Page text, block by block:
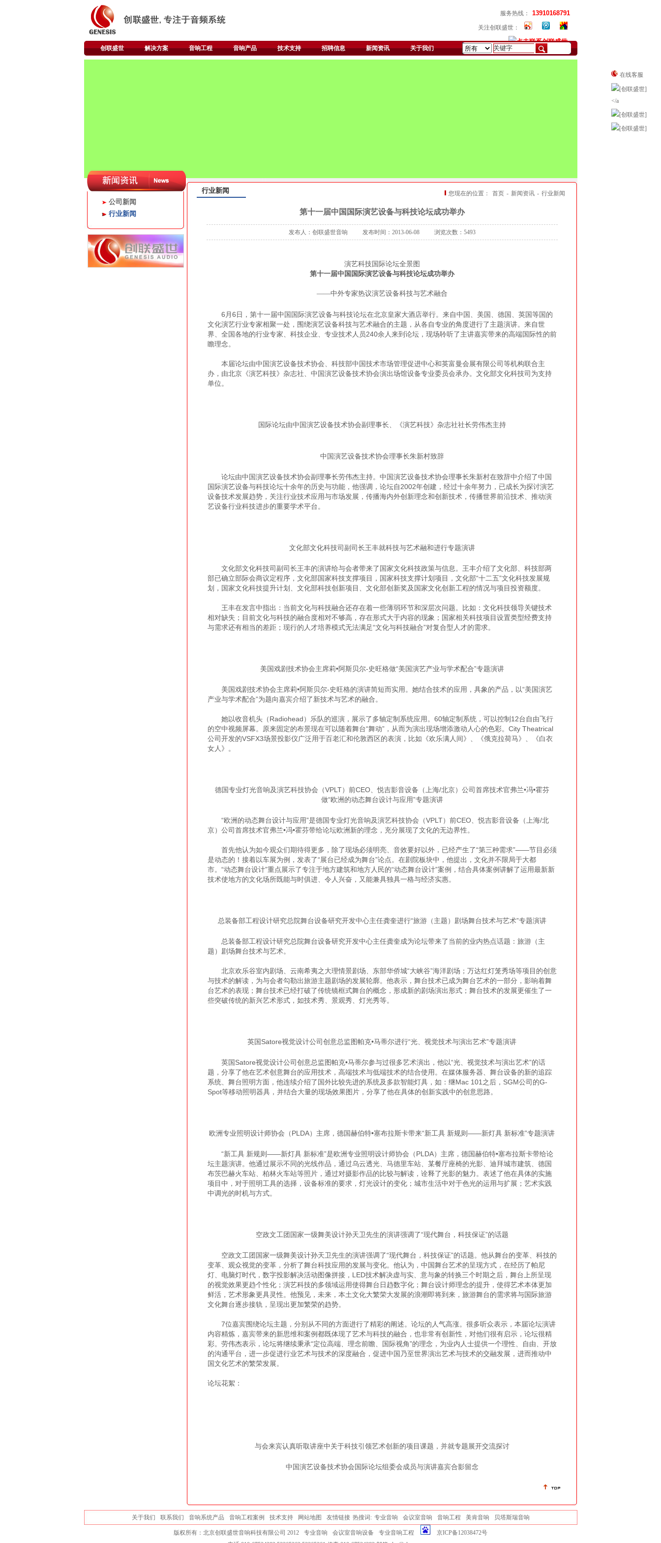
服务热线： 13910168791
关注创联盛世：
创联盛世 解决方案 音响工程 音响产品 技术支持 招聘信息 新闻资讯 关于我们
在线客服
公司新闻
行业新闻
行业新闻 您现在的位置： 首页 - 新闻资讯 - 行业新闻
第十一届中国国际演艺设备与科技论坛成功举办
发布人：创联盛世音响 发布时间：2013-06-08 浏览次数：5493
演艺科技国际论坛全景图
第十一届中国国际演艺设备与科技论坛成功举办
——中外专家热议演艺设备科技与艺术融合
6月6日，第十一届中国国际演艺设备与科技论坛在北京皇家大酒店举行。来自中国、美国、德国、英国等国的
文化演艺行业专家相聚一处，围绕演艺设备科技与艺术融合的主题，从各自专业的角度进行了主题演讲。来自世
界、全国各地的行业专家、科技企业、专业技术人员240余人来到论坛，现场聆听了主讲嘉宾带来的高端国际性的前
瞻理念。
本届论坛由中国演艺设备技术协会、科技部中国技术市场管理促进中心和英富曼会展有限公司等机构联合主
办，由北京《演艺科技》杂志社、中国演艺设备技术协会演出场馆设备专业委员会承办。文化部文化科技司为支持
单位。
国际论坛由中国演艺设备技术协会副理事长、《演艺科技》杂志社社长劳伟杰主持
中国演艺设备技术协会理事长朱新村致辞
论坛由中国演艺设备技术协会副理事长劳伟杰主持。中国演艺设备技术协会理事长朱新村在致辞中介绍了中国
国际演艺设备与科技论坛十余年的历史与功能，他强调，论坛自2002年创建，经过十余年努力，已成长为探讨演艺
设备技术发展趋势，关注行业技术应用与市场发展，传播海内外创新理念和创新技术，传播世界前沿技术、推动演
艺设备行业科技进步的重要学术平台。
文化部文化科技司副司长王丰就科技与艺术融和进行专题演讲
文化部文化科技司副司长王丰的演讲给与会者带来了国家文化科技政策与信息。王丰介绍了文化部、科技部两
部已确立部际会商议定程序，文化部国家科技支撑项目，国家科技支撑计划项目，文化部“十二五”文化科技发展规
划，国家文化科技提升计划、文化部科技创新项目、文化部创新奖及国家文化创新工程的情况与项目投资额度。
王丰在发言中指出：当前文化与科技融合还存在着一些薄弱环节和深层次问题。比如：文化科技领导关键技术
相对缺失；目前文化与科技的融合度相对不够高，存在形式大于内容的现象；国家相关科技项目设置类型经费支持
与需求还有相当的差距；现行的人才培养模式无法满足“文化与科技融合”对复合型人才的需求。
美国戏剧技术协会主席莉•阿斯贝尔-史旺格做“美国演艺产业与学术配合”专题演讲
美国戏剧技术协会主席莉•阿斯贝尔-史旺格的演讲简短而实用。她结合技术的应用，具象的产品，以“美国演艺
产业与学术配合”为题向嘉宾介绍了新技术与艺术的融合。
她以收音机头（Radiohead）乐队的巡演，展示了多轴定制系统应用。60轴定制系统，可以控制12台自由飞行
的空中视频屏幕。原来固定的布景现在可以随着舞台“舞动”，从而为演出现场增添激动人心的色彩。City Theatrical
公司开发的VSFX3场景投影仪广泛用于百老汇和伦敦西区的表演，比如《欢乐满人间》、《俄克拉荷马》、《白衣
女人》。
德国专业灯光音响及演艺科技协会（VPLT）前CEO、悦吉影音设备（上海/北京）公司首席技术官弗兰•冯•霍芬
做“欧洲的动态舞台设计与应用”专题演讲
“欧洲的动态舞台设计与应用”是德国专业灯光音响及演艺科技协会（VPLT）前CEO、悦吉影音设备（上海/北
京）公司首席技术官弗兰•冯•霍芬带给论坛欧洲新的理念，充分展现了文化的无边界性。
首先他认为如今观众们期待得更多，除了现场必须明亮、音效要好以外，已经产生了“第三种需求”——节目必须
是动态的！接着以车展为例，发表了“展台已经成为舞台”论点。在剧院板块中，他提出，文化并不限局于大都
市。“动态舞台设计”重点展示了专注于地方建筑和地方人民的“动态舞台设计”案例，结合具体案例讲解了运用最新新
技术使地方的文化场所既能与时俱进、令人兴奋，又能兼具独具一格与经济实惠。
总装备部工程设计研究总院舞台设备研究开发中心主任龚奎进行“旅游（主题）剧场舞台技术与艺术”专题演讲
总装备部工程设计研究总院舞台设备研究开发中心主任龚奎成为论坛带来了当前的业内热点话题：旅游（主
题）剧场舞台技术与艺术。
北京欢乐谷室内剧场、云南希夷之大理情景剧场、东部华侨城“大峡谷”海洋剧场；万达红灯笼秀场等项目的创意
与技术的解读，为与会者勾勒出旅游主题剧场的发展轮廓。他表示，舞台技术已成为舞台艺术的一部分，影响着舞
台艺术的表现；舞台技术已经打破了传统镜框式舞台的概念，形成新的剧场演出形式；舞台技术的发展更催生了一
些突破传统的新兴艺术形式，如技术秀、景观秀、灯光秀等。
英国Satore视觉设计公司创意总监图帕克•马蒂尔进行“光、视觉技术与演出艺术”专题演讲
英国Satore视觉设计公司创意总监图帕克•马蒂尔参与过很多艺术演出，他以“光、视觉技术与演出艺术”的话
题，分享了他在艺术创意舞台的应用技术，高端技术与低端技术的结合使用。在媒体服务器、舞台设备的新的追踪
系统、舞台照明方面，他连续介绍了国外比较先进的系统及多款智能灯具，如：继Mac 101之后，SGM公司的G-
Spot等移动照明器具，并结合大量的现场效果图片，分享了他在具体的创新实践中的创意思路。
欧洲专业照明设计师协会（PLDA）主席，德国赫伯特•塞布拉斯卡带来“新工具 新规则——新灯具 新标准”专题演讲
“新工具 新规则——新灯具 新标准”是欧洲专业照明设计师协会（PLDA）主席，德国赫伯特•塞布拉斯卡带给论
坛主题演讲。他通过展示不同的光线作品，通过乌云透光、马德里车站、某餐厅座椅的光影、迪拜城市建筑、德国
布茨巴赫火车站、柏林火车站等照片，通过对摄影作品的比较与解读，诠释了光影的魅力。表述了他在具体的实施
项目中，对于照明工具的选择，设备标准的要求，灯光设计的变化；城市生活中对于色光的运用与扩展；艺术实践
中调光的时机与方式。
空政文工团国家一级舞美设计孙天卫先生的演讲强调了“现代舞台，科技保证”的话题
空政文工团国家一级舞美设计孙天卫先生的演讲强调了“现代舞台，科技保证”的话题。他从舞台的变革、科技的
变革、观众视觉的变革，分析了舞台科技应用的发展与变化。他认为，中国舞台艺术的呈现方式，在经历了帕尼
灯、电脑灯时代，数字投影解决活动图像拼接，LED技术解决虚与实、意与象的转换三个时期之后，舞台上所呈现
的视觉效果更趋个性化；演艺科技的多领域运用使得舞台日趋数字化；舞台设计师理念的提升，使得艺术本体更加
鲜活，艺术形象更具灵性。他预见，未来，本土文化大繁荣大发展的浪潮即将到来，旅游舞台的需求将与国际旅游
文化舞台逐步接轨，呈现出更加繁荣的趋势。
7位嘉宾围绕论坛主题，分别从不同的方面进行了精彩的阐述。论坛的人气高涨。很多听众表示，本届论坛演讲
内容精炼，嘉宾带来的新思维和案例都既体现了艺术与科技的融合，也非常有创新性，对他们很有启示，论坛很精
彩。劳伟杰表示，论坛将继续秉承“定位高端、理念前瞻、国际视角”的理念，为业内人士提供一个理性、自由、开放
的沟通平台，进一步促进行业艺术与技术的深度融合，促进中国乃至世界演出艺术与技术的交融发展，进而推动中
国文化艺术的繁荣发展。
论坛花絮：
与会来宾认真听取讲座中关于科技引领艺术创新的项目课题，并就专题展开交流探讨
中国演艺设备技术协会国际论坛组委会成员与演讲嘉宾合影留念
关于我们 联系我们 音响系统产品 音响工程案例 技术支持 网站地图 友情链接 热搜词: 专业音响 会议室音响 音响工程 美肯音响 贝塔斯瑞音响
版权所有：北京创联盛世音响科技有限公司 2012 专业音响 会议室音响设备 专业音响工程
京ICP备12038472号